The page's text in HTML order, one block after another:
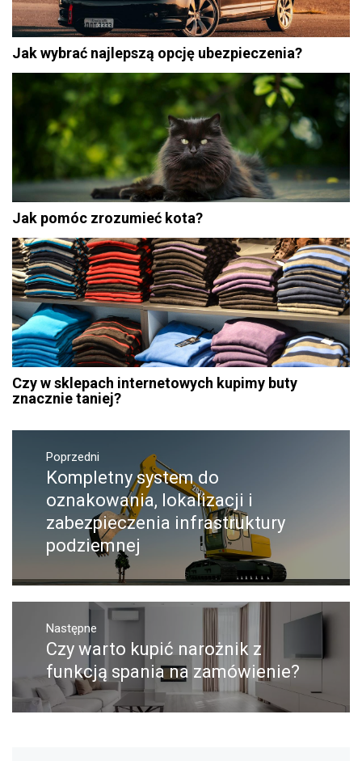
Jak wybrać najlepszą opcję ubezpieczenia?
Jak pomóc zrozumieć kota?
Czy w sklepach internetowych kupimy buty
znacznie taniej?
Nawigacja
wpisu
Poprzedni
Poprzedni
wpis:
Kompletny system do
oznakowania, lokalizacji i
zabezpieczenia infrastruktury
podziemnej
Następne
Następny
post:
Czy warto kupić narożnik z
funkcją spania na zamówienie?